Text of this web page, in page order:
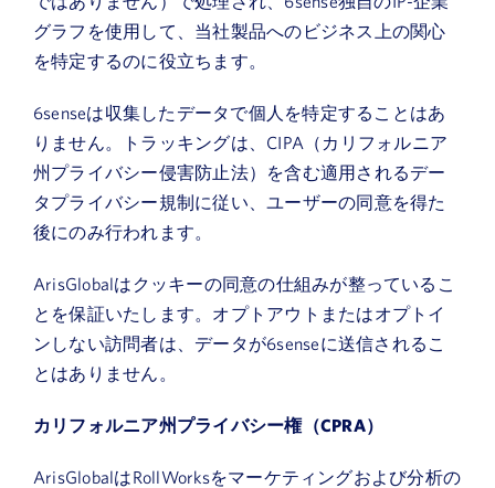
グラフを使用して、当社製品へのビジネス上の関心
を特定するのに役立ちます。
6senseは収集したデータで個人を特定することはあ
りません。トラッキングは、CIPA（カリフォルニア
州プライバシー侵害防止法）を含む適用されるデー
タプライバシー規制に従い、ユーザーの同意を得た
後にのみ行われます。
ArisGlobalはクッキーの同意の仕組みが整っているこ
とを保証いたします。オプトアウトまたはオプトイ
ンしない訪問者は、データが6senseに送信されるこ
とはありません。
カリフォルニア州プライバシー権（CPRA）
ArisGlobalはRollWorksをマーケティングおよび分析の